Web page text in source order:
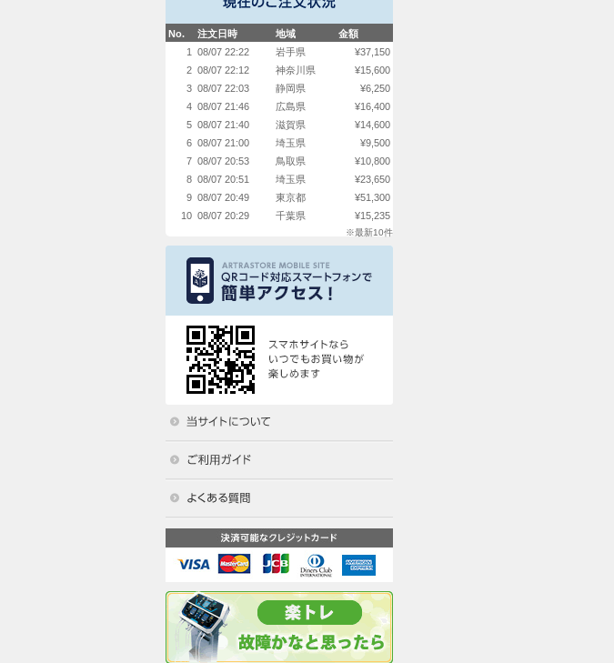
No. 注文日時 地域
金額
1
08/07 22:22 岩手県
¥37,150
2 08/07 22:12 神奈川県
¥15,600
3 08/07 22:03 静岡県
¥6,250
4 08/07 21:46 広島県
¥16,400
5 08/07 21:40 滋賀県
¥14,600
6 08/07 21:00 埼玉県
¥9,500
7 08/07 20:53 鳥取県
¥10,800
8 08/07 20:51 埼玉県
¥23,650
9 08/07 20:49 東京都
¥51,300
10 08/07 20:29 千葉県 ¥15,235
※最新10件